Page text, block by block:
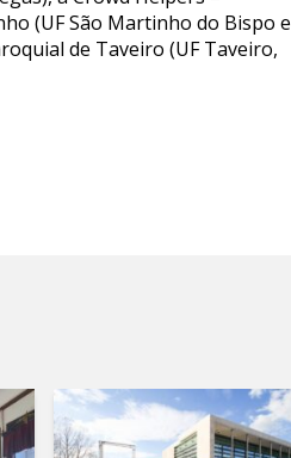
(UF São Martinho do Bispo e
de Taveiro (UF Taveiro,